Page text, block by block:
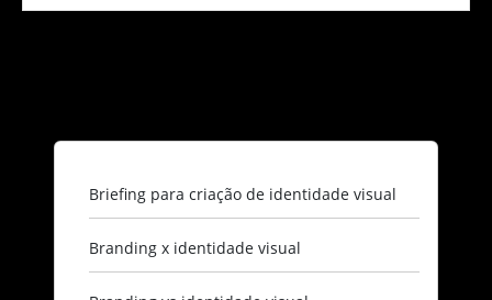
Briefing para criação de identidade visual​
Branding x identidade visual​